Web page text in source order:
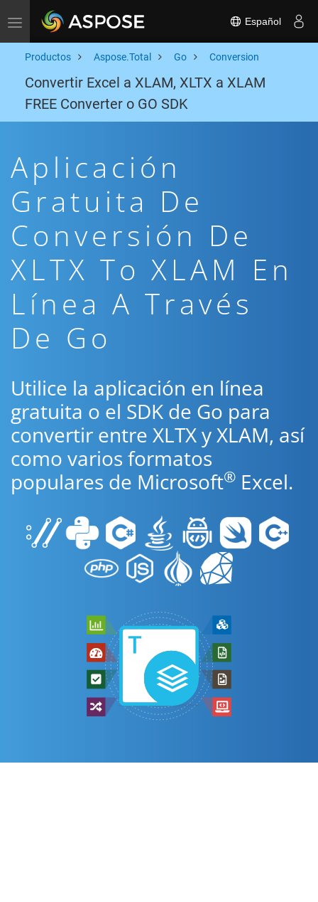
Toggle navigation Español
Productos Aspose.Total Go Conversion
Convertir Excel a XLAM, XLTX a XLAM
FREE Converter o GO SDK
Aplicación
Gratuita De
Conversión De
XLTX To XLAM En
Línea A Través
De Go
Utilice la aplicación en línea
gratuita o el SDK de Go para
convertir entre XLTX y XLAM, así
como varios formatos
populares de Microsoft® Excel.